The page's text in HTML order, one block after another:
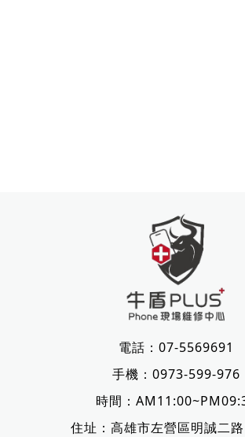
電話： 07-5569691
手機： 0973-599-976
時間：
住址： 高雄市左營區明誠二